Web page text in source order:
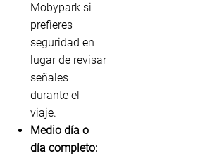
Mobypark si
prefieres
seguridad en
lugar de revisar
señales
durante el
viaje.
Medio día o
día completo: